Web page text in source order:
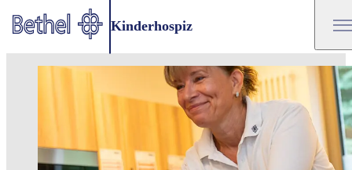
Zum Hauptinhalt springen
Zur Fußzeile springen
Kinderhospiz
Bethel - Unterkunft und Haus